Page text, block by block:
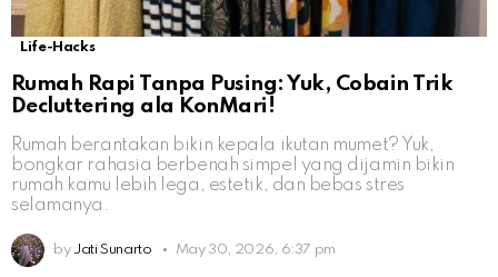
Life-Hacks
Rumah Rapi Tanpa Pusing: Yuk, Cobain Trik
Decluttering ala KonMari!
Rumah berantakan bikin kepala ikutan mumet? Yuk,
bongkar rahasia berbenah simpel yang dijamin bikin
rumah kamu lebih lega, estetik, dan bebas stres
selamanya.
by Jati Sunarto May 30, 2026, 6:37 pm